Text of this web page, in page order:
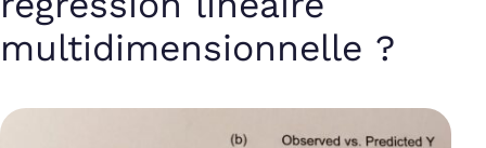
multidimensionnelle ?